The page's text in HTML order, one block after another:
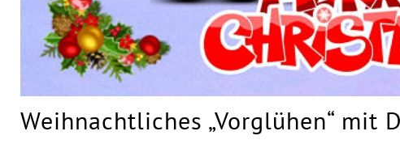
Weihnachtliches „Vorglühen“ mit